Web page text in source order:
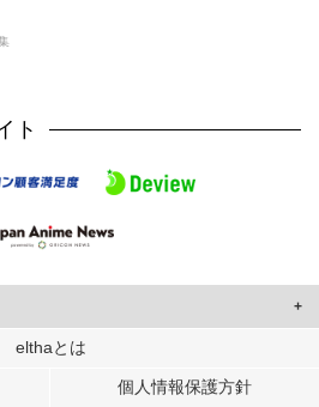
ト
て、ユーザーに合わせたコンテンツや広告の
elthaとは
個人情報保護方針